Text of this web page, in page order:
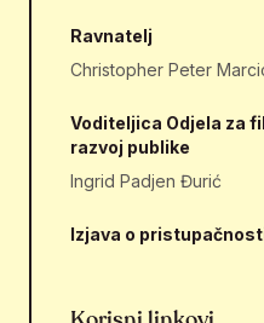
Ravnatelj
Christopher Peter
Voditeljica Odjela za
razvoj publike
Ingrid Padjen Đurić
Izjava o